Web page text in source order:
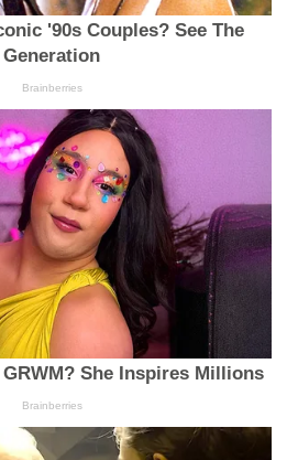
'90s Couples? See The
Brainberries
GRWM? She Inspires Millions
Brainberries